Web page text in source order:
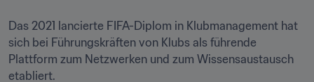
Das 2021 lancierte FIFA-Diplom in Klubmanagement hat
sich bei Führungskräften von Klubs als führende
Plattform zum Netzwerken und zum Wissensaustausch
etabliert.